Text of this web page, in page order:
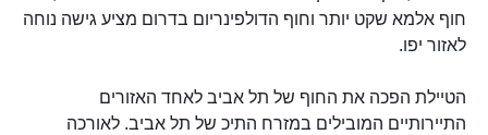
חוף אלמא שקט יותר וחוף הדולפינריום בדרום מציע גישה נוחה
לאזור יפו.
הטיילת הפכה את החוף של תל אביב לאחד האזורים
התיירותיים המובילים במזרח התיכ של תל אביב. לאורכה